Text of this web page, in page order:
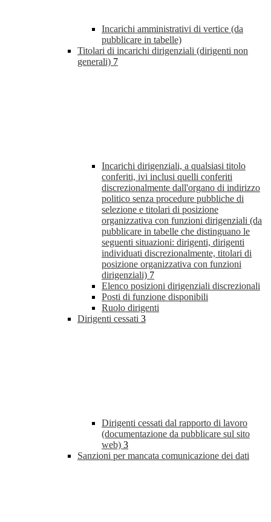
Incarichi amministrativi di vertice (da
pubblicare in tabelle)
Titolari di incarichi dirigenziali (dirigenti non
generali) 7
Incarichi dirigenziali, a qualsiasi titolo
conferiti, ivi inclusi quelli conferiti
discrezionalmente dall'organo di indirizzo
politico senza procedure pubbliche di
selezione e titolari di posizione
organizzativa con funzioni dirigenziali (da
pubblicare in tabelle che distinguano le
seguenti situazioni: dirigenti, dirigenti
individuati discrezionalmente, titolari di
posizione organizzativa con funzioni
dirigenziali) 7
Elenco posizioni dirigenziali discrezionali
Posti di funzione disponibili
Ruolo dirigenti
Dirigenti cessati 3
Dirigenti cessati dal rapporto di lavoro
(documentazione da pubblicare sul sito
web) 3
Sanzioni per mancata comunicazione dei dati